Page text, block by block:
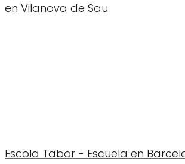
en Vilanova de Sau
Escola Tabor - Escuela en